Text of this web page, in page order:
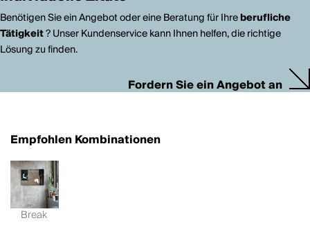
Benötigen Sie ein Angebot oder eine Beratung für Ihreberufliche
Tätigkeit? Unser Kundenservice kann Ihnen helfen, die richtige
Lösung zu finden.
Fordern Sie ein Angebot an
Empfohlen Kombinationen
Break